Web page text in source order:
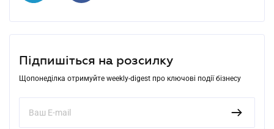
Підпишіться на розсилку
Щопонеділка отримуйте weekly-digest про ключові події бізнесу